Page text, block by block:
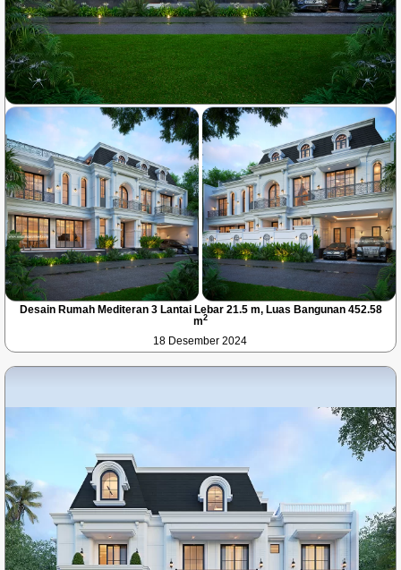
Desain Rumah Mediteran 3 Lantai Lebar 21.5 m, Luas Bangunan 452.58
m2
18 Desember 2024